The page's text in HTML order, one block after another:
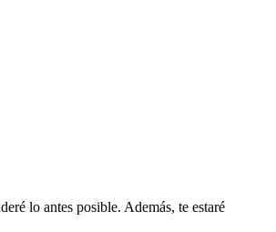
lo antes posible. Además, te estaré